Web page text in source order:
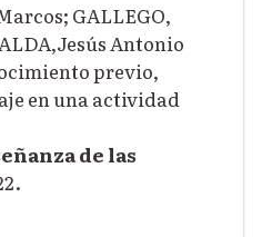
GALLEGO,
Jesús Antonio
previo,
en una actividad
de las